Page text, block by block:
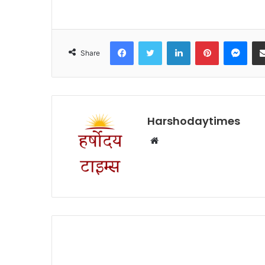
Share
FacebookTwitter LinkedInPinterest
Harshodaytimes
Website